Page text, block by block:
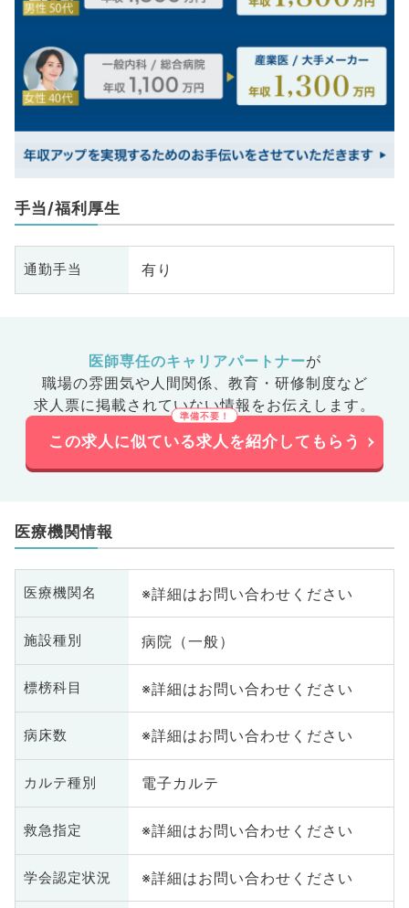
手当/福利厚生
通勤手当 有り
医師専任のキャリアパートナーが
職場の雰囲気や人間関係、 教育・研修制度など
求人票に掲載されていない情報をお伝えします。
この求人に似ている求人を紹介してもらう
医療機関情報
医療機関名 ※詳細はお問い合わせください
施設種別 病院（一般）
標榜科目 ※詳細はお問い合わせください
病床数 ※詳細はお問い合わせください
カルテ種別 電子カルテ
救急指定 ※詳細はお問い合わせください
学会認定状況 ※詳細はお問い合わせください